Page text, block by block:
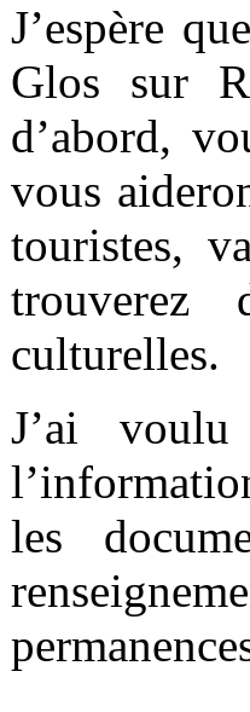
J’espère
Glos sur
d’abord,
vous
touristes,
trouverez
culturelles.
J’ai
les